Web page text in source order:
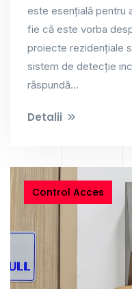
este esențială pentru
fie că este vorba
proiecte rezidențiale
sistem de detecție
răspundă...
Detalii
Control Acces